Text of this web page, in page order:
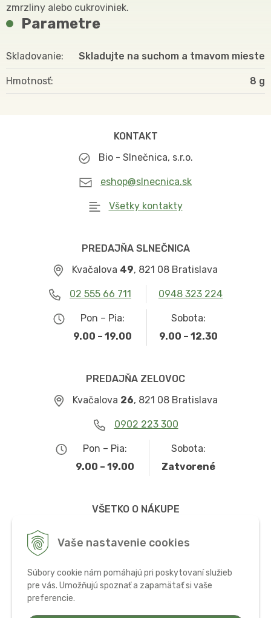
Vaše nastavenie cookies
Súbory cookie nám pomáhajú pri poskytovaní služieb
pre vás. Umožňujú spoznať a zapamätať si vaše
preferencie.
zmrzliny alebo cukroviniek.
Parametre
Skladovanie Skladujte na suchom a tmavom mieste
Hmotnosť 8
KONTAKT
Bio - Slnečnica, s.r.o.
eshop@slnecnica.sk
Všetky kontakty
PREDAJŇA SLNEČNICA
Kvačalova 49, 821 08 Bratislava
02 555 66 711 0948 323 224
Pon – Pia:
9.00 – 19.00
Sobota:
9.00 – 12.30
PREDAJŇA ZELOVOC
Kvačalova 26, 821 08 Bratislava
0902 223 300
Pon – Pia:
9.00 – 19.00
Sobota:
Zatvorené
VŠETKO O NÁKUPE
Ochrana osobných údajov